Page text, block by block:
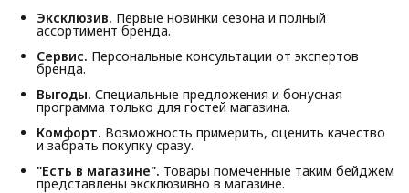
Эксклюзив. Первые новинки сезона и полный
ассортимент бренда.
Сервис. Персональные консультации от экспертов
бренда.
Выгоды. Специальные предложения и бонусная
программа только для гостей магазина.
Комфорт. Возможность примерить, оценить качество
и забрать покупку сразу.
"Есть в магазине". Товары помеченные таким бейджем
представлены эксклюзивно в магазине.